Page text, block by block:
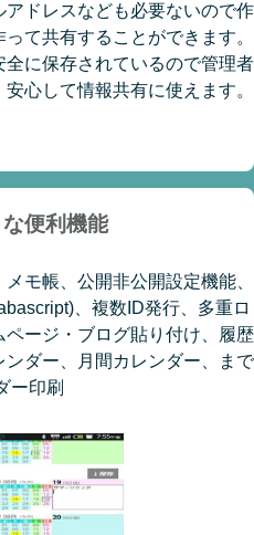
ドレスなども必要ないので作
て共有することができます。
に保存されているので管理者
心して情報共有に使えます。
便利機能
モ帳、公開非公開設定機能、
、複数ID発行、多重ロ
ージ・ブログ貼り付け、履歴
ダー、月間カレンダー、まで
ー印刷